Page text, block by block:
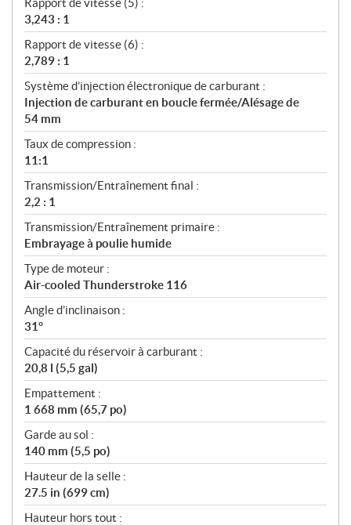
3,243 : 1
Rapport de vitesse (6) :
2,789 : 1
Système d’injection électronique de carburant :
Injection de carburant en boucle fermée/Alésage de
54 mm
Taux de compression :
11:1
Transmission/Entraînement final :
2,2 : 1
Transmission/Entraînement primaire :
Embrayage à poulie humide
Type de moteur :
Air-cooled Thunderstroke 116
Angle d’inclinaison :
31°
Capacité du réservoir à carburant :
20,8 l (5,5 gal)
Empattement :
1 668 mm (65,7 po)
Garde au sol :
140 mm (5,5 po)
Hauteur de la selle :
27.5 in (699 cm)
Hauteur hors tout :